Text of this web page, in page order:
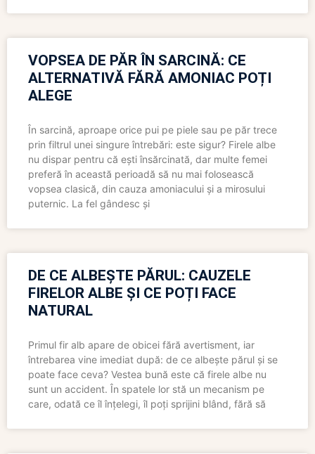
VOPSEA DE PĂR ÎN SARCINĂ: CE
ALTERNATIVĂ FĂRĂ AMONIAC POȚI
ALEGE
În sarcină, aproape orice pui pe piele sau pe păr trece
prin filtrul unei singure întrebări: este sigur? Firele albe
nu dispar pentru că ești însărcinată, dar multe femei
preferă în această perioadă să nu mai folosească
vopsea clasică, din cauza amoniacului și a mirosului
puternic. La fel gândesc și
DE CE ALBEȘTE PĂRUL: CAUZELE
FIRELOR ALBE ȘI CE POȚI FACE
NATURAL
Primul fir alb apare de obicei fără avertisment, iar
întrebarea vine imediat după: de ce albește părul și se
poate face ceva? Vestea bună este că firele albe nu
sunt un accident. În spatele lor stă un mecanism pe
care, odată ce îl înțelegi, îl poți sprijini blând, fără să